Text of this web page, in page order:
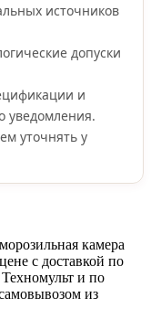
источников
допуски
и
уведомления.
уточнять у
камера
с доставкой по
и по
из